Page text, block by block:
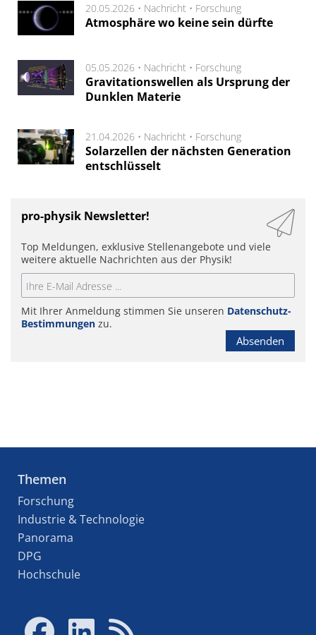
20.05.2026 • Nachricht • Forschung
Atmosphäre wo keine sein dürfte
05.05.2026 • Nachricht • Forschung
Gravitationswellen als Ursprung der
Dunklen Materie
21.04.2026 • Nachricht • Forschung
Solarzellen der nächsten Generation
entschlüsselt
pro-physik Newsletter!
Top Meldungen, exklusive Stellenangebote und viele
weitere aktuelle Nachrichten aus der Physik!
Mit Ihrer Anmeldung stimmen Sie unseren Datenschutz-
Bestimmungen zu.
Absenden
Themen
Forschung
Industrie & Technologie
Panorama
DPG
Hochschule